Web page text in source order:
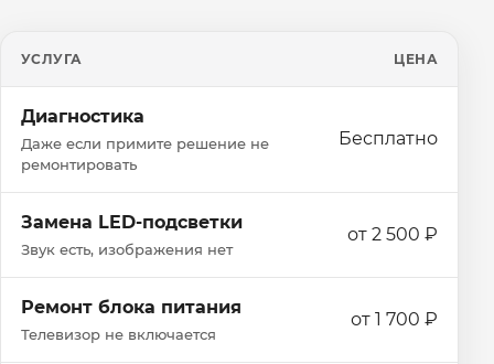
УСЛУГА ЦЕНА
Диагностика
Даже если примите решение не
ремонтировать
Бесплатно
Замена LED-подсветки
Звук есть, изображения нет
от 2 500 ₽
Ремонт блока питания
Телевизор не включается
от 1 700 ₽